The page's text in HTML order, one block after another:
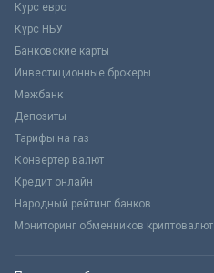
Курс евро
Курс НБУ
Банковские карты
Инвестиционные брокеры
Межбанк
Депозиты
Тарифы на газ
Конвертер валют
Кредит онлайн
Народный рейтинг банков
Мониторинг обменников криптовалют